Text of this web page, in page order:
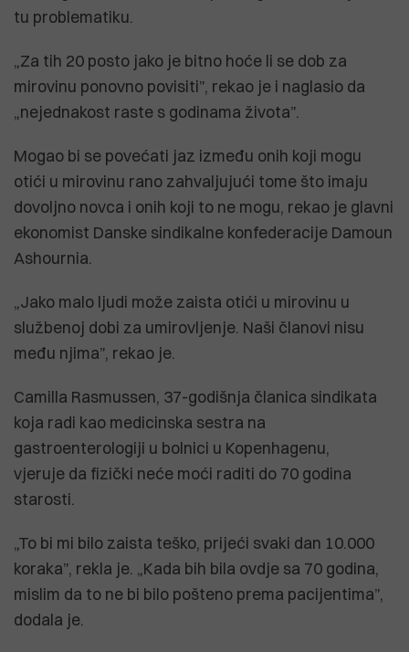
tu problematiku.
„Za tih 20 posto jako je bitno hoće li se dob za
mirovinu ponovno povisiti”, rekao je i naglasio da
„nejednakost raste s godinama života”.
Mogao bi se povećati jaz između onih koji mogu
otići u mirovinu rano zahvaljujući tome što imaju
dovoljno novca i onih koji to ne mogu, rekao je glavni
ekonomist Danske sindikalne konfederacije Damoun
Ashournia.
„Jako malo ljudi može zaista otići u mirovinu u
službenoj dobi za umirovljenje. Naši članovi nisu
među njima”, rekao je.
Camilla Rasmussen, 37-godišnja članica sindikata
koja radi kao medicinska sestra na
gastroenterologiji u bolnici u Kopenhagenu,
vjeruje da fizički neće moći raditi do 70 godina
starosti.
„To bi mi bilo zaista teško, prijeći svaki dan 10.000
koraka”, rekla je. „Kada bih bila ovdje sa 70 godina,
mislim da to ne bi bilo pošteno prema pacijentima”,
dodala je.